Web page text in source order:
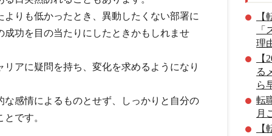
りも低かったとき、異動したくない部署に
成功を目の当たりにしたときかもしれませ
アに疑問を持ち、変化を求めるようになり
な感情によるものとせず、しっかりと自分の
です。
理
る
ら
転
月